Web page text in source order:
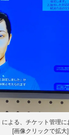
による、チケット管理
[画像クリックで拡大]